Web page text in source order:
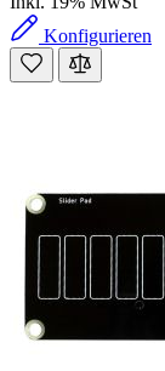
Konfigurieren